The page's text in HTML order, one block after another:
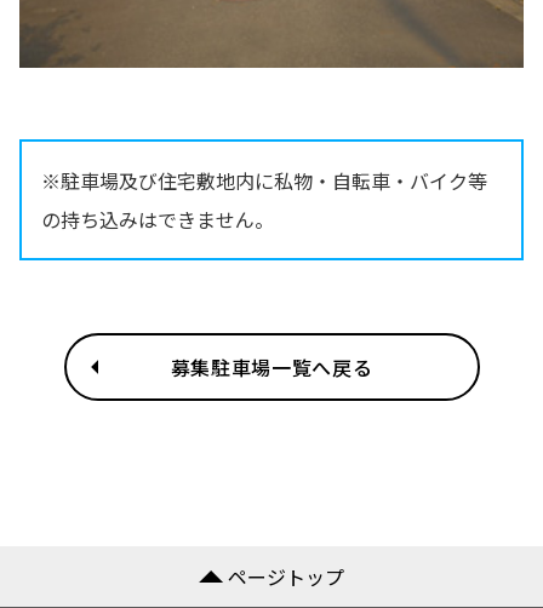
※駐車場及び住宅敷地内に私物・自転車・バイク等
の持ち込みはできません。
募集駐車場一覧へ戻る
ページトップ